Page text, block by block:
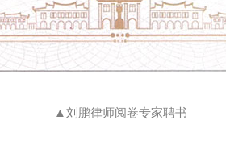
▲刘鹏律师阅卷专家聘书